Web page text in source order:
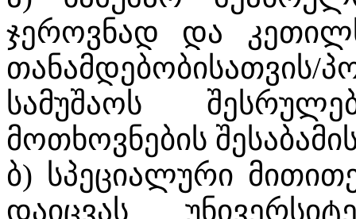
ჯეროვნად და
თანამდებობისათვის/
სამუშაოს
მოთხოვნების
ბ) სპეციალური
დაიცვას